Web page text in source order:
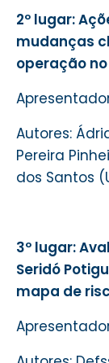
2º lugar:
mudanças
operação
Autores:
Pereira
dos Santos (
3º lugar:
Seridó
mapa de